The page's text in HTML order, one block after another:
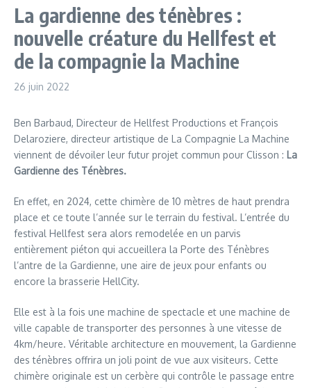
La gardienne des ténèbres :
nouvelle créature du Hellfest et
de la compagnie la Machine
26 juin 2022
Ben Barbaud, Directeur de Hellfest Productions et François
Delaroziere, directeur artistique de La Compagnie La Machine
viennent de dévoiler leur futur projet commun pour Clisson : La
Gardienne des Ténèbres.
En effet, en 2024, cette chimère de 10 mètres de haut prendra
place et ce toute l’année sur le terrain du festival. L’entrée du
festival Hellfest sera alors remodelée en un parvis
entièrement piéton qui accueillera la Porte des Ténèbres
l’antre de la Gardienne, une aire de jeux pour enfants ou
encore la brasserie HellCity.
Elle est à la fois une machine de spectacle et une machine de
ville capable de transporter des personnes à une vitesse de
4km/heure. Véritable architecture en mouvement, la Gardienne
des ténèbres offrira un joli point de vue aux visiteurs. Cette
chimère originale est un cerbère qui contrôle le passage entre